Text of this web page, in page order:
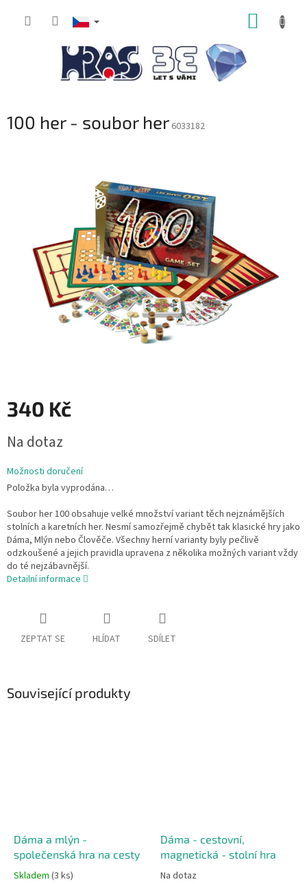
100 her - soubor her 6033182
340 Kč
cena:
Na dotaz
Možnosti doručení
Položka byla vyprodána…
Soubor her 100 obsahuje velké množství variant těch nejznámějších
stolních a karetních her. Nesmí samozřejmě chybět tak klasické hry jako
Dáma, Mlýn nebo Člověče. Všechny herní varianty byly pečlivě
odzkoušené a jejich pravidla upravena z několika možných variant vždy
do té nejzábavnější.
Detailní informace
ZEPTAT SE HLÍDAT SDÍLET
Související produkty
Dáma a mlýn -
společenská hra na cesty
Skladem (3 ks)
Dáma - cestovní,
magnetická - stolní hra
Na dotaz